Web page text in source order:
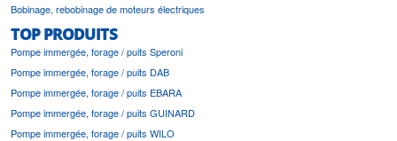
Bobinage, rebobinage de moteurs électriques
TOP PRODUITS
Pompe immergée, forage / puits Speroni
Pompe immergée, forage / puits DAB
Pompe immergée, forage / puits EBARA
Pompe immergée, forage / puits GUINARD
Pompe immergée, forage / puits WILO